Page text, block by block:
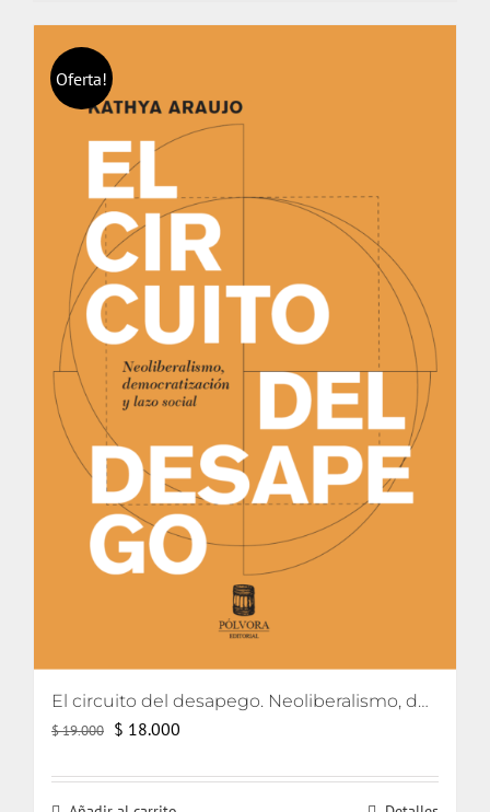
Oferta!
El circuito del desapego. Neoliberalismo, democratización y lazo social
$19.000 El
original
$ 18.000
actual